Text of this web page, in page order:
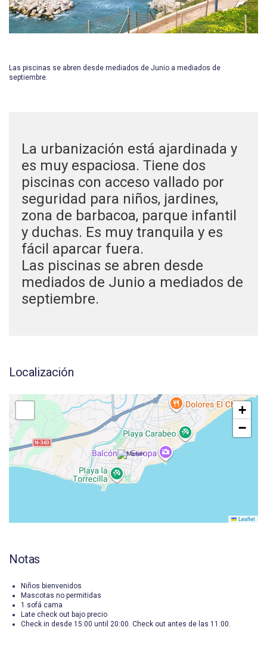
Las piscinas se abren desde mediados de Junio a mediados de
septiembre.
La urbanización está ajardinada y
es muy espaciosa. Tiene dos
piscinas con acceso vallado por
seguridad para niños, jardines,
zona de barbacoa, parque infantil
y duchas. Es muy tranquila y es
fácil aparcar fuera.
Las piscinas se abren desde
mediados de Junio a mediados de
septiembre.
Localización
+
−
Leaflet
Notas
Niños bienvenidos
Mascotas no permitidas
1 sofá cama
Late check out bajo precio
Check in desde 15:00 until 20:00. Check out antes de las 11:00.